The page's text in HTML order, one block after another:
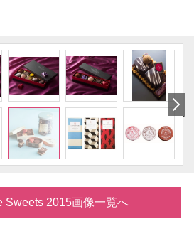
Sweets 2015画像一覧へ